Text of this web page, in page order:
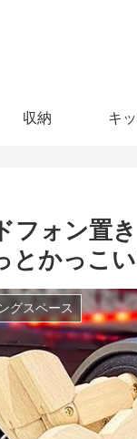
収納 キ
フォン置
とかっこ
グスペース